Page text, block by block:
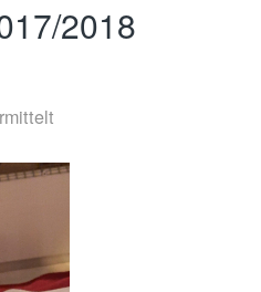
2018